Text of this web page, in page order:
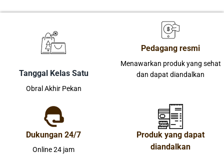
Tanggal Kelas Satu
Obral Akhir Pekan
Pedagang resmi
Menawarkan produk yang sehat
dan dapat diandalkan
Dukungan 24/7
Online 24 jam
Produk yang dapat
diandalkan